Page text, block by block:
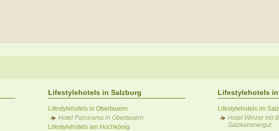
Lifestylehotels in Salzburg
Lifestylehotels in Obertauern
Hotel Panorama in Obertauern
Lifestylehotels am Hochkönig
Lifestylehotels
Lifestylehotels im
Hotel Winzer mit
Salzkammergut